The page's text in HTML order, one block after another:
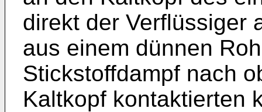
direkt der Verflüssiger
aus einem dünnen
Stickstoffdampf nach
Kaltkopf kontaktierten